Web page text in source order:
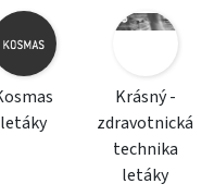
letáky
Krásný -
zdravotnická
technika
letáky